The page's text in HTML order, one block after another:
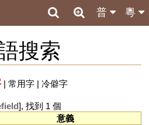
粵
普
搜索
| 常用字| 冷僻字
], 找到 1 個
意義